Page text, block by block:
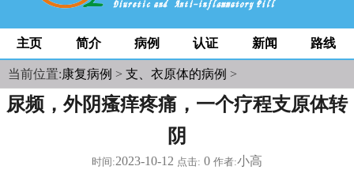
主页 简介 病例 认证 新闻 路线
当前位置:康复病例 > 支、衣原体的病例 >
尿频，外阴瘙痒疼痛，一个疗程支原体转
阴
时间:2023-10-12 点击: 0 作者:小高